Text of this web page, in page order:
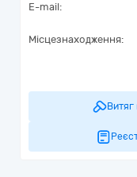
E-mail:
Місцезнаходження:
Витяг